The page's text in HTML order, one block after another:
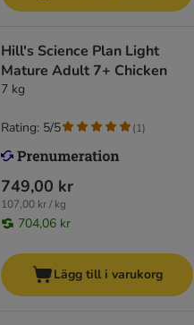
Hill's Science Plan Light
Mature Adult 7+ Chicken
7 kg
749,00 kr
107,00 kr / kg
704,06 kr
Rating: 5/5 (1)
Lägg till i varukorg